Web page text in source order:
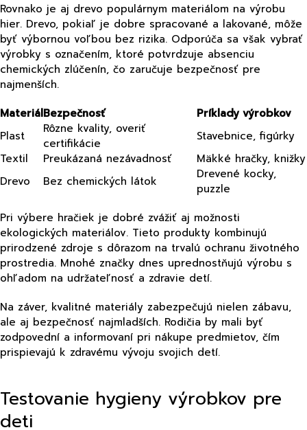
Rovnako je aj drevo populárnym materiálom na výrobu
hier. Drevo, pokiaľ je dobre spracované a lakované, môže
byť výbornou voľbou bez rizika. Odporúča sa však vybrať
výrobky s označením, ktoré potvrdzuje absenciu
chemických zlúčenín, čo zaručuje bezpečnosť pre
najmenších.
MateriálBezpečnosť
Príklady výrobkov
Plast
Rôzne kvality, overiť
certifikácie
Stavebnice, figúrky
Textil
Preukázaná nezávadnosť
Mäkké hračky, knižky
Drevo
Bez chemických látok
Drevené kocky,
puzzle
Pri výbere hračiek je dobré zvážiť aj možnosti
ekologických materiálov. Tieto produkty kombinujú
prirodzené zdroje s dôrazom na trvalú ochranu životného
prostredia. Mnohé značky dnes uprednostňujú výrobu s
ohľadom na udržateľnosť a zdravie detí.
Na záver, kvalitné materiály zabezpečujú nielen zábavu,
ale aj bezpečnosť najmladších. Rodičia by mali byť
zodpovední a informovaní pri nákupe predmietov, čím
prispievajú k zdravému vývoju svojich detí.
Testovanie hygieny výrobkov pre
deti